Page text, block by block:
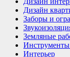
Дизайн
Заборы и
Земляные
Инструменты
Интерьер